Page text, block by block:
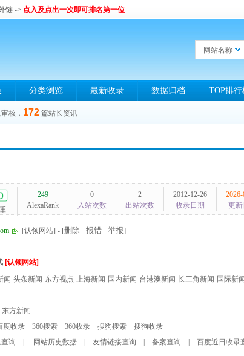
链 -> 点入及点出一次即可排名第一位
网站名称
分类浏览 最新收录 数据归档 TOP排行
核， 172 篇站长资讯
249
AlexaRank
0
入站次数
2
出站次数
2012-12-26
收录日期
更新
[认领网站] - [删除 - 报错 - 举报]
[认领网站]
闻-头条新闻-东方视点-上海新闻-国内新闻-台港澳新闻-长三角新闻-国际新
东方新闻
度收录 360搜索 360收录 搜狗搜索
搜狗收录
询 网站历史数据 友情链接查询 备案查询 百度近日收录